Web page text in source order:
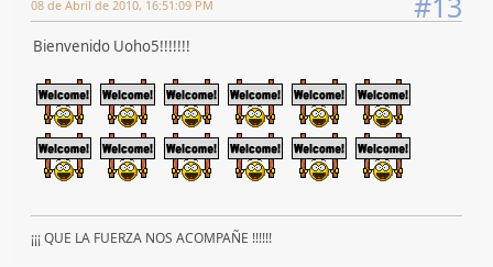
08 de Abril de 2010, 16:51:09 PM
Bienvenido Uoho5!!!!!!!
¡¡¡ QUE LA FUERZA NOS ACOMPAÑE !!!!!!